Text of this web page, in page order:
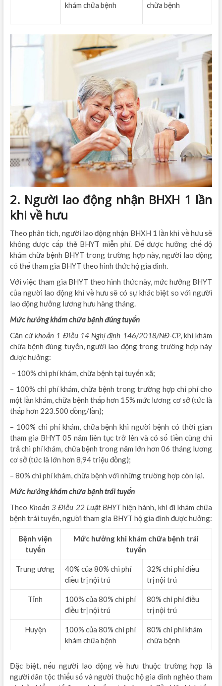
khám chữa bệnh
chữa bệnh
2. Người lao động nhận BHXH 1 lần
khi về hưu
Theo phân tích, người lao động nhận BHXH 1 lần khi về hưu sẽ
không được cấp thẻ BHYT miễn phí. Để được hưởng chế độ
khám chữa bệnh BHYT trong trường hợp này, người lao động
có thể tham gia BHYT theo hình thức hộ gia đình.
Với việc tham gia BHYT theo hình thức này, mức hưởng BHYT
của người lao động khi về hưu sẽ có sự khác biệt so với người
lao động hưởng lương hưu hàng tháng.
Mức hưởng khám chữa bệnh đúng tuyến
Căn cứkhoản 1 Điều 14 Nghị định 146/2018/NĐ-CP, khi khám
chữa bệnh đúng tuyến, người lao động trong trường hợp này
được hưởng:
– 100% chi phí khám, chữa bệnh tại tuyến xã;
– 100% chi phí khám, chữa bệnh trong trường hợp chi phí cho
một lần khám, chữa bệnh thấp hơn 15% mức lương cơ sở (tức là
thấp hơn 223.500 đồng/lần);
– 100% chi phí khám, chữa bệnh khi người bệnh có thời gian
tham gia BHYT 05 năm liên tục trở lên và có số tiền cùng chi
trả chi phí khám, chữa bệnh trong năm lớn hơn 06 tháng lương
cơ sở (tức là lớn hơn 8,94 triệu đồng);
– 80% chi phí khám, chữa bệnh với những trường hợp còn lại.
Mức hưởng khám chữa bệnh trái tuyến
Theo Khoản 3 Điều 22 Luật BHYThiện hành, khi đi khám chữa
bệnh trái tuyến, người tham gia BHYT hộ gia đình được hưởng:
Bệnh viện
tuyến
Mức hưởng khi khám chữa bệnh trái
tuyến
Trung ương
40% của 80% chi phí
điều trị nội trú
32% chi phí điều
trị nội trú
Tỉnh
100% của 80% chi phí
điều trị nội trú
80% chi phí điều
trị nội trú
Huyện
100% của 80% chi phí
khám chữa bệnh
80% chi phí khám
chữa bệnh
Đặc biệt, nếu người lao động về hưu thuộc trường hợp là
người dân tộc thiểu số và người thuộc hộ gia đình nghèo tham